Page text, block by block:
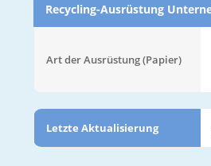
Recycling-Ausrüstung
Art der Ausrüstung (Papier)
Letzte Aktualisierung